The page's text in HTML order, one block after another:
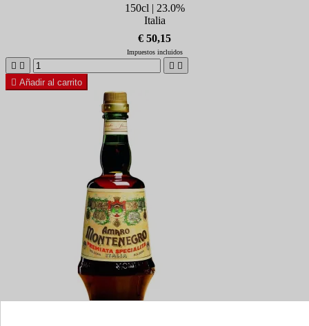
150cl | 23.0%
Italia
€ 50,15
Impuestos incluidos
   
 Añadir al carrito